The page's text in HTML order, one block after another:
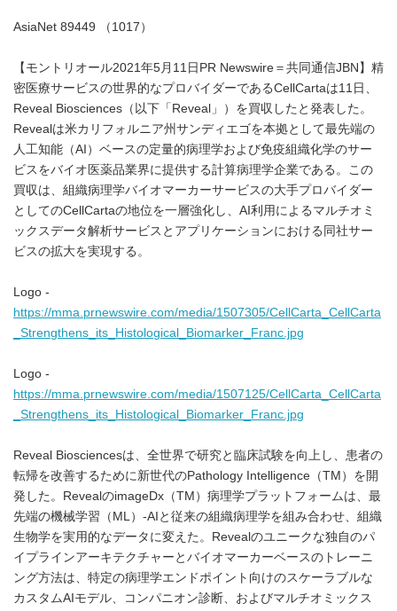
AsiaNet 89449 （1017）
【モントリオール2021年5月11日PR Newswire＝共同通信JBN】精
密医療サービスの世界的なプロバイダーであるCellCartaは11日、
Reveal Biosciences（以下「Reveal」）を買収したと発表した。
Revealは米カリフォルニア州サンディエゴを本拠として最先端の
人工知能（AI）ベースの定量的病理学および免疫組織化学のサー
ビスをバイオ医薬品業界に提供する計算病理学企業である。この
買収は、組織病理学バイオマーカーサービスの大手プロバイダー
としてのCellCartaの地位を一層強化し、AI利用によるマルチオミ
ックスデータ解析サービスとアプリケーションにおける同社サー
ビスの拡大を実現する。
Logo -
https://mma.prnewswire.com/media/1507305/CellCarta_CellCarta
_Strengthens_its_Histological_Biomarker_Franc.jpg
Logo -
https://mma.prnewswire.com/media/1507125/CellCarta_CellCarta
_Strengthens_its_Histological_Biomarker_Franc.jpg
Reveal Biosciencesは、全世界で研究と臨床試験を向上し、患者の
転帰を改善するために新世代のPathology Intelligence（TM）を開
発した。RevealのimageDx（TM）病理学プラットフォームは、最
先端の機械学習（ML）-AIと従来の組織病理学を組み合わせ、組織
生物学を実用的なデータに変えた。Revealのユニークな独自のパ
イプラインアーキテクチャーとバイオマーカーベースのトレーニ
ング方法は、特定の病理学エンドポイント向けのスケーラブルな
カスタムAIモデル、コンパニオン診断、およびマルチオミックス